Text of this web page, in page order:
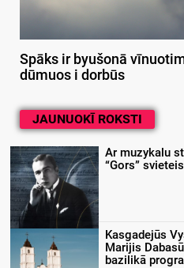
Spāks ir byušonā
dūmuos i dorbūs
JAUNUOKĪ ROKSTI
Ar muzykalu
“Gors”
Kasgadejūs
Marijis
bazilikā